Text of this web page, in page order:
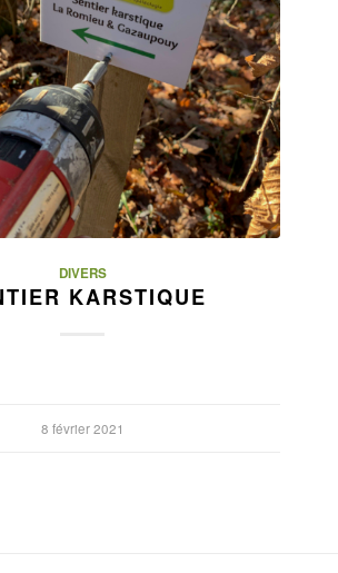
DIVERS
KARSTIQUE
8 février 2021